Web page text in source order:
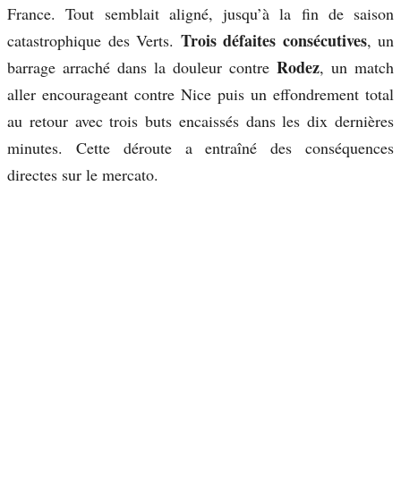
France. Tout semblait aligné, jusqu’à la fin de saison
catastrophique des Verts. Trois défaites consécutives, un
barrage arraché dans la douleur contre Rodez, un match
aller encourageant contre Nice puis un effondrement total
au retour avec trois buts encaissés dans les dix dernières
minutes. Cette déroute a entraîné des conséquences
directes sur le mercato.